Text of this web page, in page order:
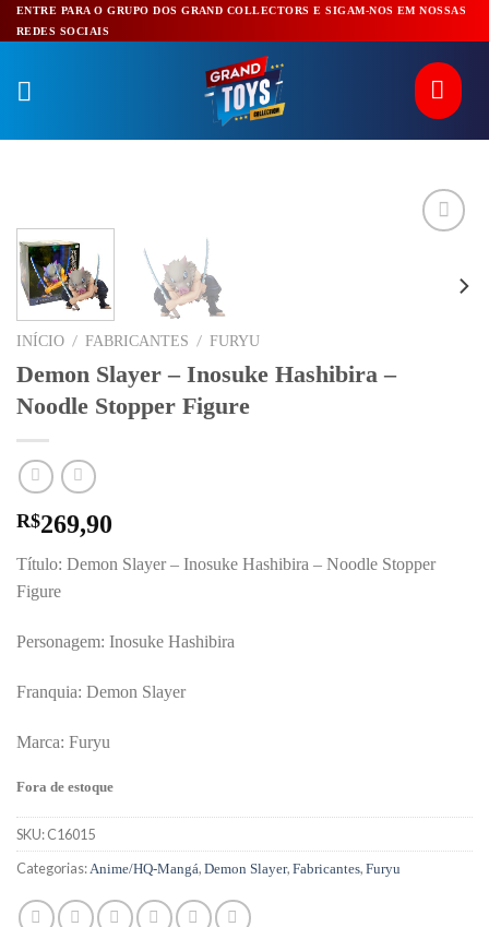
Pular
para
ENTRE PARA O GRUPO DOS GRAND COLLECTORS E SIGAM-NOS EM NOSSAS
REDES SOCIAIS
INÍCIO / FABRICANTES / FURYU
Demon Slayer – Inosuke Hashibira –
Noodle Stopper Figure
R$269,90
Título: Demon Slayer – Inosuke Hashibira – Noodle Stopper
Figure
Personagem: Inosuke Hashibira
Franquia: Demon Slayer
Marca: Furyu
Fora de estoque
SKU:C16015
Categorias:Anime/HQ-Mangá, Demon Slayer, Fabricantes, Furyu